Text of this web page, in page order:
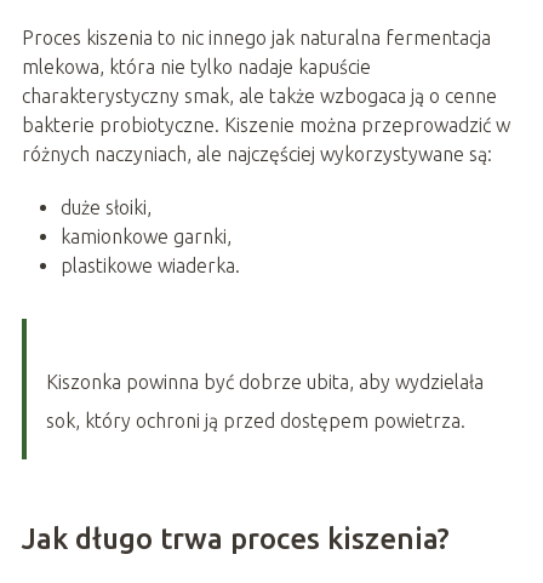
Proces kiszenia to nic innego jak naturalna fermentacja
mlekowa, która nie tylko nadaje kapuście
charakterystyczny smak, ale także wzbogaca ją o cenne
bakterie probiotyczne. Kiszenie można przeprowadzić w
różnych naczyniach, ale najczęściej wykorzystywane są:
duże słoiki,
kamionkowe garnki,
plastikowe wiaderka.
Kiszonka powinna być dobrze ubita, aby wydzielała
sok, który ochroni ją przed dostępem powietrza.
Jak długo trwa proces kiszenia?